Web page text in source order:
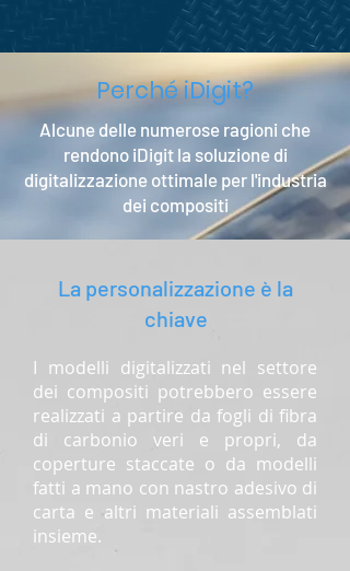
Perché iDigit?
Alcune delle numerose ragioni che
rendono iDigit la soluzione di
digitalizzazione ottimale per l'industria
dei compositi
La personalizzazione è la
chiave
I modelli digitalizzati nel settore
dei compositi potrebbero essere
realizzati a partire da fogli di fibra
di carbonio veri e propri, da
coperture staccate o da modelli
fatti a mano con nastro adesivo di
carta e altri materiali assemblati
insieme.